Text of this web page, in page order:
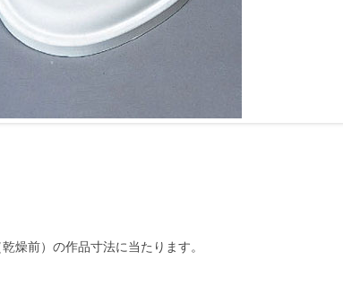
燥前）の作品寸法に当たります。